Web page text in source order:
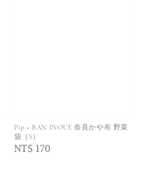
Pip × BAN INOUE 奈良かや布 野菜
袋（S）
Regular
NT$ 170